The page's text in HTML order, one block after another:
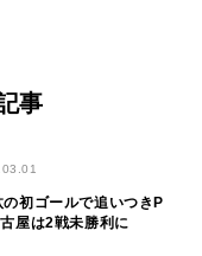
事
の初ゴールで追いつきP
屋は2戦未勝利に